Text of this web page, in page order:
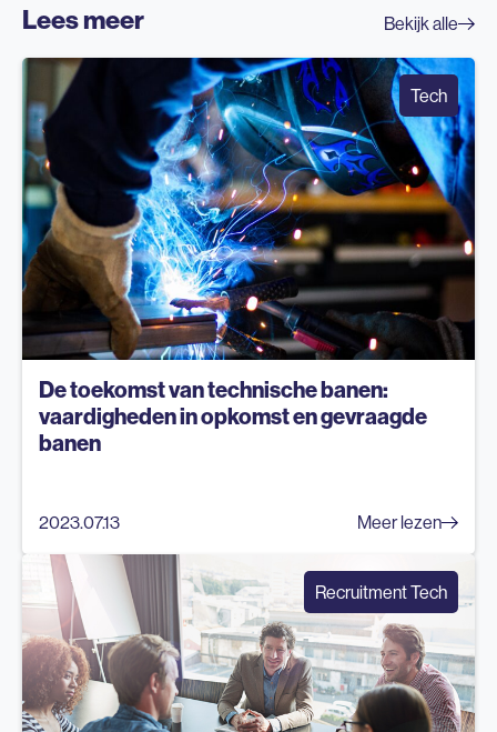
Lees meer Bekijk alle
Tech
De toekomst van technische banen:
vaardigheden in opkomst en gevraagde
banen
2023.07.13 Meer lezen
Recruitment Tech